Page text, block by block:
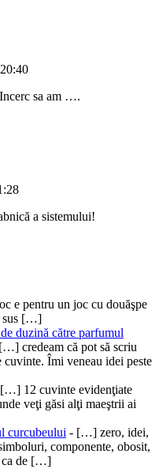
sa am ….
a sistemului!
e pentru un joc cu douăşpe
sus […]
duzină către parfumul
credeam că pot să scriu
Îmi veneau idei peste
12 cuvinte evidenţiate
veţi găsi alţi maeştrii ai
curcubeului - […] zero, idei,
componente, obosit,
ca de […]